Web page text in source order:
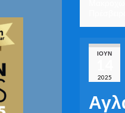
ΙΟΎΝ
2025